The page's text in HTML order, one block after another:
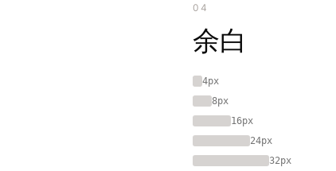
04
余白
4px
8px
16px
24px
32px